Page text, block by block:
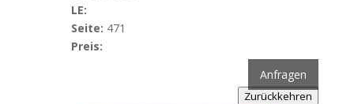
LE:
Seite: 471
Preis:
Anfragen
Zurückkehren